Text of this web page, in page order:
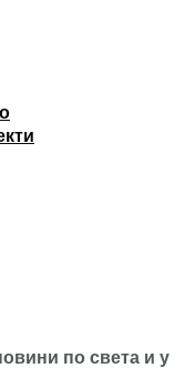
по света и у